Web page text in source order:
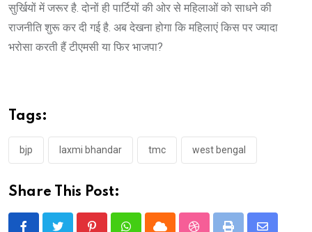
सुर्खियों में जरूर है. दोनों ही पार्टियों की ओर से महिलाओं को साधने की
राजनीति शुरू कर दी गई है. अब देखना होगा कि महिलाएं किस पर ज्यादा
भरोसा करती हैं टीएमसी या फिर भाजपा?
Tags:
bjp laxmi bhandar tmc west bengal
Share This Post: